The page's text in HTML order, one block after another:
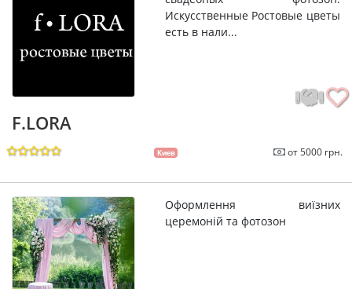
Искусственные Ростовые цветы
есть в нали...
F.LORA
Киев от 5000 грн.
Оформлення виїзних
церемоній та фотозон